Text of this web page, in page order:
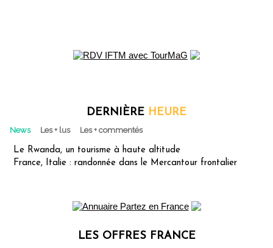
DERNIÈRE HEURE
News Les + lus Les + commentés
Le Rwanda, un tourisme à haute altitude
France, Italie : randonnée dans le Mercantour frontalier
LES OFFRES FRANCE